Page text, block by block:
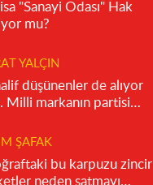
"Sanayi Odası" Hak
mu?
YALÇIN
düşünenler de alıyor
Milli markanın partisi
ŞAFAK
bu karpuzu zincir
neden satmayı